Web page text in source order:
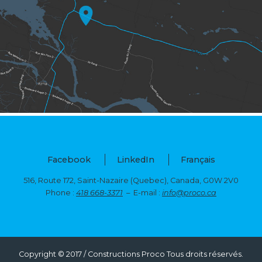
Facebook LinkedIn Français
516, Route 172, Saint-Nazaire (Quebec), Canada, G0W 2V0
Phone : 418 668-3371 – E-mail : info@proco.ca
Copyright © 2017 / Constructions Proco Tous droits réservés.